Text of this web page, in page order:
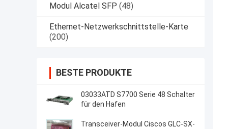
Modul Alcatel SFP (48)
Ethernet-Netzwerkschnittstelle-Karte
(200)
BESTE PRODUKTE
03033ATD S7700 Serie 48 Schalter
für den Hafen
Transceiver-Modul Ciscos GLC-SX-